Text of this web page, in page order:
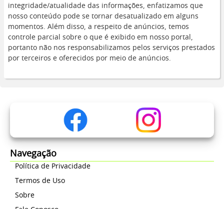
integridade/atualidade das informações, enfatizamos que
nosso conteúdo pode se tornar desatualizado em alguns
momentos. Além disso, a respeito de anúncios, temos
controle parcial sobre o que é exibido em nosso portal,
portanto não nos responsabilizamos pelos serviços prestados
por terceiros e oferecidos por meio de anúncios.
Navegação
Política de Privacidade
Termos de Uso
Sobre